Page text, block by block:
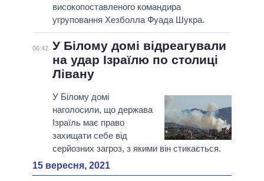
високопоставленого командира
угруповання Хезболла Фуада Шукра.
06:42 У Білому домі відреагували
на удар Ізраїлю по столиці
Лівану
У Білому домі
наголосили, що держава
Ізраїль має право
захищати себе від
серйозних загроз, з якими він стикається.
15 вересня, 2021